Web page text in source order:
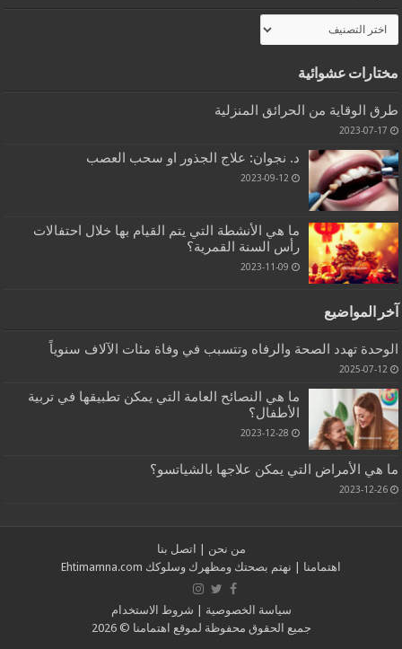
تصنيفات
مختارات عشوائية
طرق الوقاية من الحرائق المنزلية
2023-07-17
د. نجوان: علاج الجذور او سحب العصب
2023-09-12
ما هي الأنشطة التي يتم القيام بها خلال احتفالات
رأس السنة القمرية؟
2023-11-09
آخر المواضيع
الوحدة تهدد الصحة والرفاه وتتسبب في وفاة مئات الآلاف سنوياً
2025-07-12
ما هي النصائح العامة التي يمكن تطبيقها في تربية
الأطفال؟
2023-12-28
ما هي الأمراض التي يمكن علاجها بالشياتسو؟
2023-12-26
من نحن
اتصل بنا
اهتمامنا | نهتم بصحتك ومظهرك وسلوكك Ehtimamna.com
سياسة الخصوصية
شروط الاستخدام
جميع الحقوق محفوظة لموقع اهتمامنا © 2026